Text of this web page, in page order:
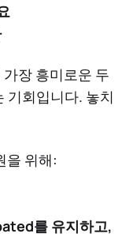
장 흥미로운 두
기회입니다. 놓치
을 위해:
를 유지하고,